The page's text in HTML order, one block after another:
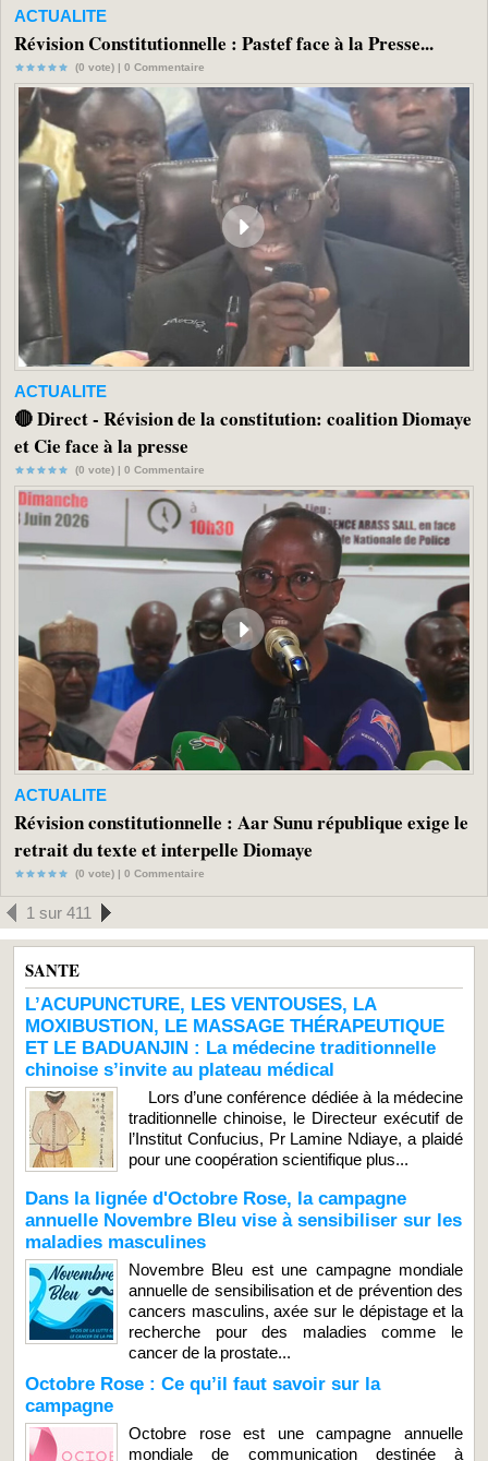
ACTUALITE
Révision Constitutionnelle : Pastef face à la Presse...
(0 vote) | 0 Commentaire
ACTUALITE
🔴 Direct - Révision de la constitution: coalition Diomaye
et Cie face à la presse
(0 vote) | 0 Commentaire
ACTUALITE
Révision constitutionnelle : Aar Sunu république exige le
retrait du texte et interpelle Diomaye
(0 vote) | 0 Commentaire
1 sur 411
SANTE
L’ACUPUNCTURE, LES VENTOUSES, LA
MOXIBUSTION, LE MASSAGE THÉRAPEUTIQUE
ET LE BADUANJIN : La médecine traditionnelle
chinoise s’invite au plateau médical
Lors d’une conférence dédiée à la médecine
traditionnelle chinoise, le Directeur exécutif de
l’Institut Confucius, Pr Lamine Ndiaye, a plaidé
pour une coopération scientifique plus...
Dans la lignée d'Octobre Rose, la campagne
annuelle Novembre Bleu vise à sensibiliser sur les
maladies masculines
Novembre Bleu est une campagne mondiale
annuelle de sensibilisation et de prévention des
cancers masculins, axée sur le dépistage et la
recherche pour des maladies comme le
cancer de la prostate...
Octobre Rose : Ce qu’il faut savoir sur la
campagne
Octobre rose est une campagne annuelle
mondiale de communication destinée à